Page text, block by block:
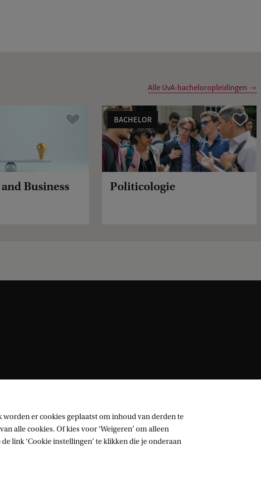
Alle UvA-bacheloropleidingen
Vergelijk
Business
Vergelijk
BACHELOR
Politicologie
er cookies geplaatst om inhoud van derden te
alle cookies. Of kies voor ‘Weigeren’ om alleen
link ‘Cookie instellingen’ te klikken die je onderaan